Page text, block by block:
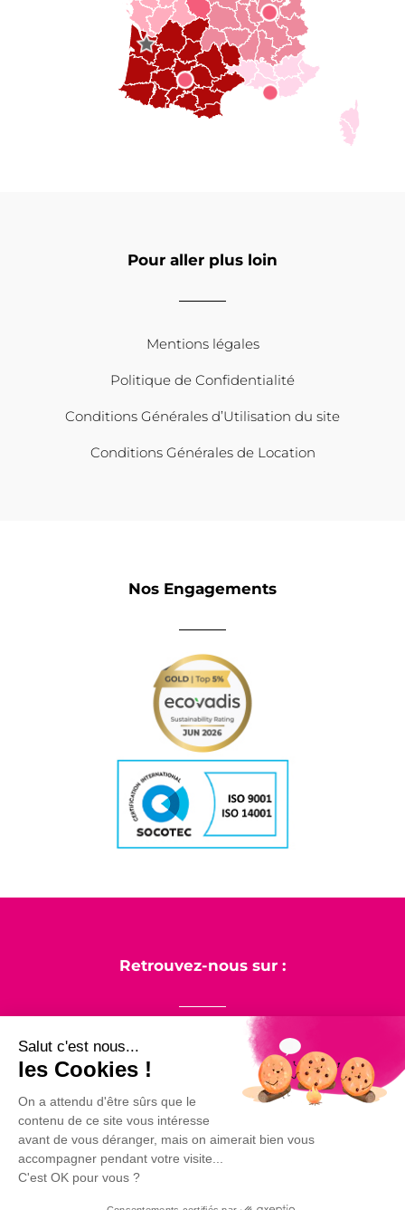
Pour aller plus loin
Mentions légales
Politique de Confidentialité
Conditions Générales d’Utilisation du site
Conditions Générales de Location
Nos Engagements
Retrouvez-nous sur :
LinkedInFacebookInstagram
VAC-Location © 2007-2026
Salut c'est nous...
les Cookies !
On a attendu d'être sûrs que le
contenu de ce site vous intéresse
avant de vous déranger, mais on aimerait bien vous
accompagner pendant votre visite...
C'est OK pour vous ?